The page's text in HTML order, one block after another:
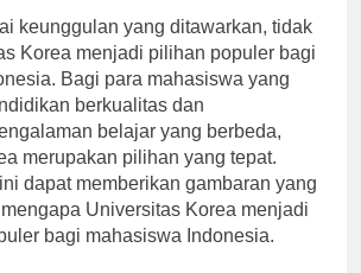
keunggulan yang ditawarkan, tidak
Korea menjadi pilihan populer bagi
Bagi para mahasiswa yang
berkualitas dan
belajar yang berbeda,
merupakan pilihan yang tepat.
dapat memberikan gambaran yang
Universitas Korea menjadi
bagi mahasiswa Indonesia.